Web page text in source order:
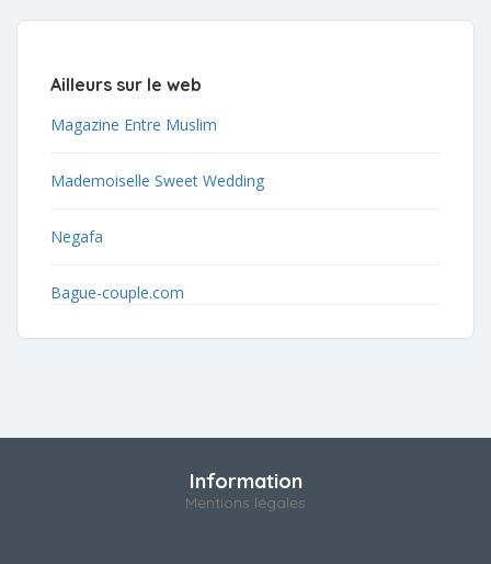
Ailleurs sur le web
Magazine Entre Muslim
Mademoiselle Sweet Wedding
Negafa
Bague-couple.com
Information
Mentions légales